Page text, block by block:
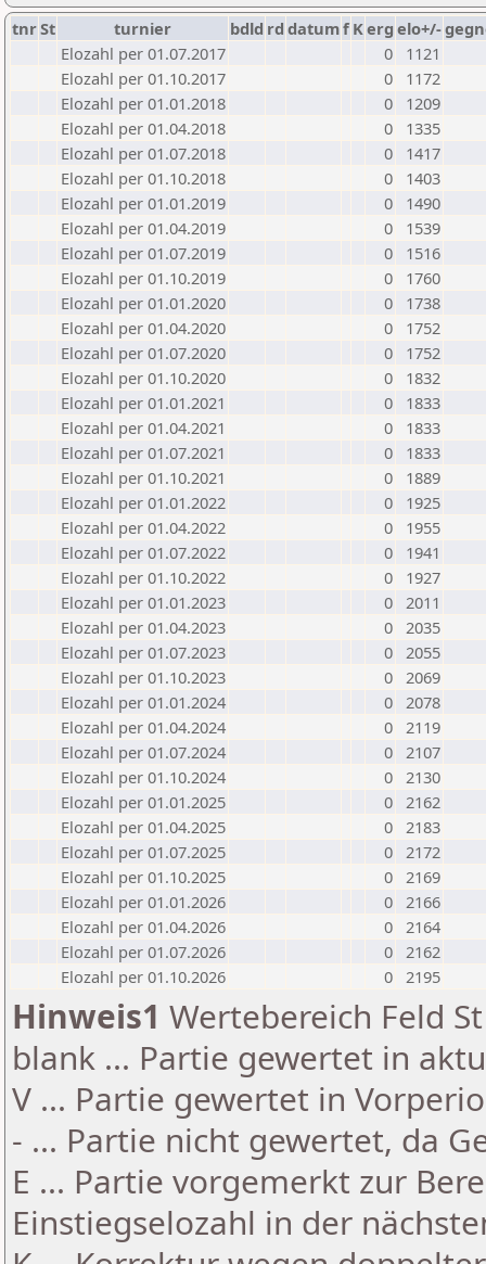
tnrSt turnier bdld rd datumf Kerg elo+/-
Elozahl per 01.07.2017
0
1121
Elozahl per 01.10.2017
0
1172
Elozahl per 01.01.2018
0
1209
Elozahl per 01.04.2018
0
1335
Elozahl per 01.07.2018
0
1417
Elozahl per 01.10.2018
0
1403
Elozahl per 01.01.2019
0
1490
Elozahl per 01.04.2019
0
1539
Elozahl per 01.07.2019
0
1516
Elozahl per 01.10.2019
0
1760
Elozahl per 01.01.2020
0
1738
Elozahl per 01.04.2020
0
1752
Elozahl per 01.07.2020
0
1752
Elozahl per 01.10.2020
0
1832
Elozahl per 01.01.2021
0
1833
Elozahl per 01.04.2021
0
1833
Elozahl per 01.07.2021
0
1833
Elozahl per 01.10.2021
0
1889
Elozahl per 01.01.2022
0
1925
Elozahl per 01.04.2022
0
1955
Elozahl per 01.07.2022
0
1941
Elozahl per 01.10.2022
0
1927
Elozahl per 01.01.2023
0 2011
Elozahl per 01.04.2023
0 2035
Elozahl per 01.07.2023
0 2055
Elozahl per 01.10.2023
0 2069
Elozahl per 01.01.2024
0 2078
Elozahl per 01.04.2024
0 2119
Elozahl per 01.07.2024
0 2107
Elozahl per 01.10.2024
0 2130
Elozahl per 01.01.2025
0 2162
Elozahl per 01.04.2025
0 2183
Elozahl per 01.07.2025
0 2172
Elozahl per 01.10.2025
0 2169
Elozahl per 01.01.2026
0 2166
Elozahl per 01.04.2026
0 2164
Elozahl per 01.07.2026
0 2162
Elozahl per 01.10.2026
0 2195
Hinweis1 Wertebereich Feld
blank ... Partie gewertet in
V ... Partie gewertet in
- ... Partie nicht gewertet, da
E ... Partie vorgemerkt zur
Einstiegselozahl in der